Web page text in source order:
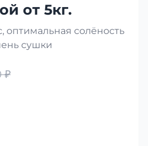
от 5кг.
оптимальная солёность
сушки
₽